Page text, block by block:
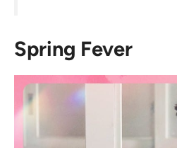
Spring Fever